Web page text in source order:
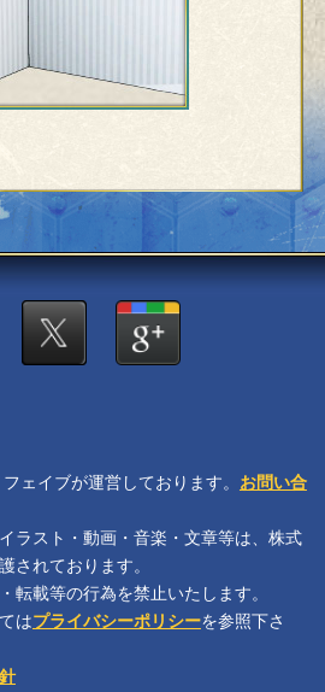
ェイブが運営しております。 お問い合
ラスト・動画・音楽・文章等は、 株式
されております。
転載等の行為を禁止いたします。
はプライバシーポリシーを参照下さ